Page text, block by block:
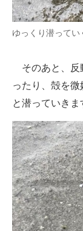
ゆっくり潜ってい
そのあと、反
ったり、殻を
と潜っていきま